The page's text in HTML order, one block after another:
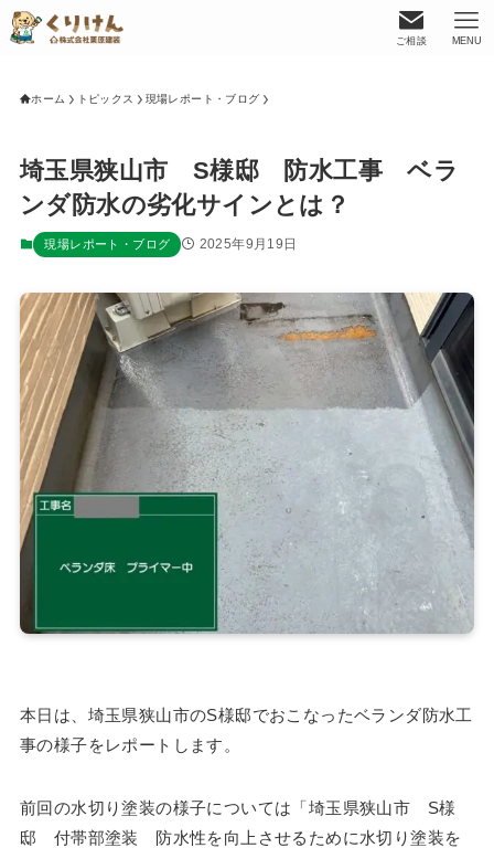
ご相談 MENU
ホーム トピックス 現場レポート・ブログ
埼玉県狭山市 S様邸 防水工事 ベラ
ンダ防水の劣化サインとは？
現場レポート・ブログ 2025年9月19日
本日は、埼玉県狭山市のS様邸でおこなったベランダ防水工
事の様子をレポートします。
前回の水切り塗装の様子については「埼玉県狭山市 S様
邸 付帯部塗装 防水性を向上させるために水切り塗装を